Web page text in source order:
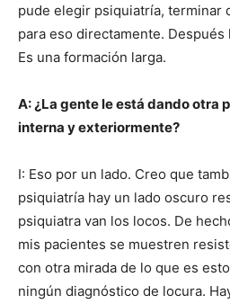
pude elegir psiquiatría, terminar
para eso directamente.
Es una formación larga.
A: ¿La gente le está dando otra
interna y exteriormente?
I: Eso por un lado. Creo que
psiquiatría hay un lado oscuro
psiquiatra van los locos. De
mis pacientes se muestren
con otra mirada de lo que es
ningún diagnóstico de locura.